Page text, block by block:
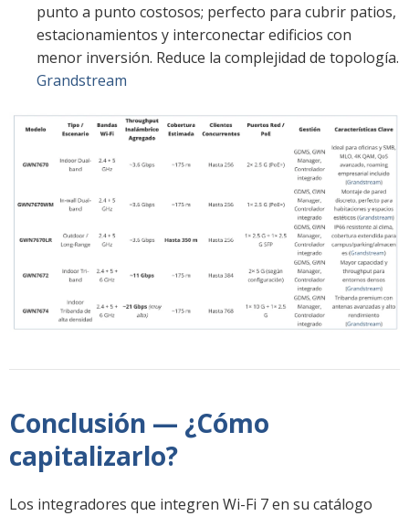
punto a punto costosos; perfecto para cubrir patios,
estacionamientos y interconectar edificios con
menor inversión. Reduce la complejidad de topología.
Grandstream
Conclusión — ¿Cómo
capitalizarlo?
Los integradores que integren Wi-Fi 7 en su catálogo